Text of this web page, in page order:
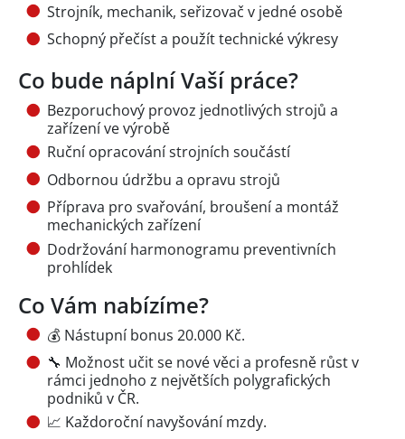
Strojník, mechanik, seřizovač v jedné osobě
Schopný přečíst a použít technické výkresy
Co bude náplní Vaší práce?
Bezporuchový provoz jednotlivých strojů a
zařízení ve výrobě
Ruční opracování strojních součástí
Odbornou údržbu a opravu strojů
Příprava pro svařování, broušení a montáž
mechanických zařízení
Dodržování harmonogramu preventivních
prohlídek
Co Vám nabízíme?
💰 Nástupní bonus 20.000 Kč.
🔧 Možnost učit se nové věci a profesně růst v
rámci jednoho z největších polygrafických
podniků v ČR.
📈 Každoroční navyšování mzdy.